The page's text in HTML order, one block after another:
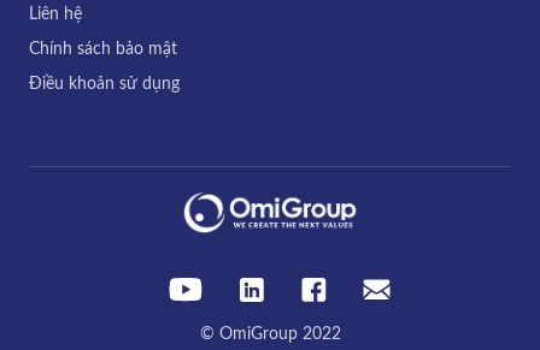
Liên hệ
Chính sách bảo mật
Điều khoản sử dụng
© OmiGroup 2022